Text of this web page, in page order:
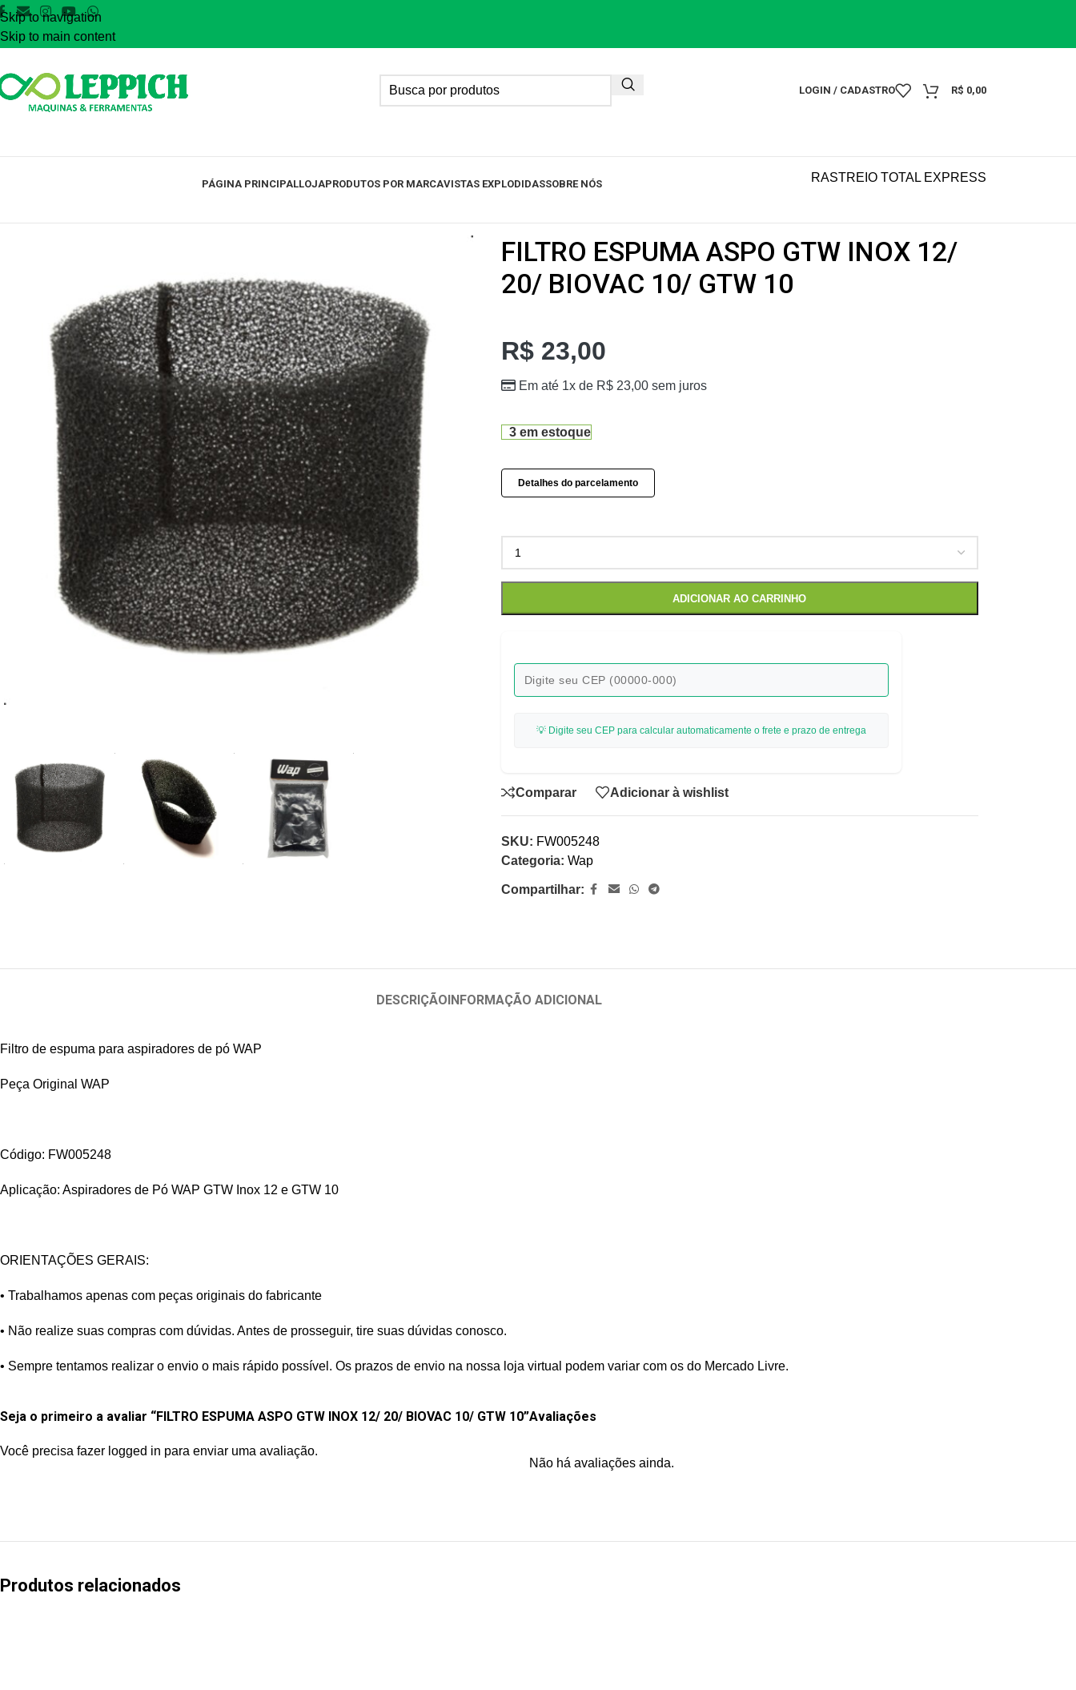
Skip to navigation
Skip to main content
LOGIN / CADASTRO R$ 0,00
PÁGINA PRINCIPALLOJAPRODUTOS POR MARCAVISTAS EXPLODIDASSOBRE NÓS RASTREIO TOTAL EXPRESS
FILTRO ESPUMA ASPO GTW INOX 12/
20/ BIOVAC 10/ GTW 10
R$23,00
Em até 1x de R$23,00sem juros
3 em estoque
Detalhes do parcelamento
ADICIONAR AO CARRINHO
💡 Digite seu CEP para calcular automaticamente o frete e prazo de entrega
Comparar Adicionar à wishlist
SKU: FW005248
Categoria: Wap
Compartilhar:
DESCRIÇÃOINFORMAÇÃO ADICIONAL
Filtro de espuma para aspiradores de pó WAP
Peça Original WAP
Código: FW005248
Aplicação: Aspiradores de Pó WAP GTW Inox 12 e GTW 10
ORIENTAÇÕES GERAIS:
• Trabalhamos apenas com peças originais do fabricante
• Não realize suas compras com dúvidas. Antes de prosseguir, tire suas dúvidas conosco.
• Sempre tentamos realizar o envio o mais rápido possível. Os prazos de envio na nossa loja virtual podem variar com os do Mercado Livre.
Avaliações
Não há avaliações ainda.
Seja o primeiro a avaliar “FILTRO ESPUMA ASPO GTW INOX 12/ 20/ BIOVAC 10/ GTW 10”
Você precisa fazer logged in para enviar uma avaliação.
Produtos relacionados